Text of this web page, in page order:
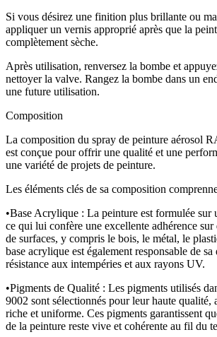
Si vous désirez une finition plus brillante ou
appliquer un vernis approprié après que la
complètement sèche.
Après utilisation, renversez la bombe et
nettoyer la valve. Rangez la bombe dans un
une future utilisation.
Composition
La composition du spray de peinture aérosol
est conçue pour offrir une qualité et une
une variété de projets de peinture.
Les éléments clés de sa composition
•Base Acrylique : La peinture est formulée sur
ce qui lui confère une excellente adhérence
de surfaces, y compris le bois, le métal, le
base acrylique est également responsable de
résistance aux intempéries et aux rayons UV.
•Pigments de Qualité : Les pigments utilisés
9002 sont sélectionnés pour leur haute qualité,
riche et uniforme. Ces pigments garantissent
de la peinture reste vive et cohérente au fil du